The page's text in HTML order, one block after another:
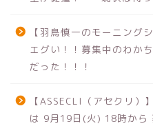
【羽鳥慎一のモーニング
エグい！！募集中のわか
だった！！！
【ASSECLI（アセクリ
は 9月19日(火) 18時から